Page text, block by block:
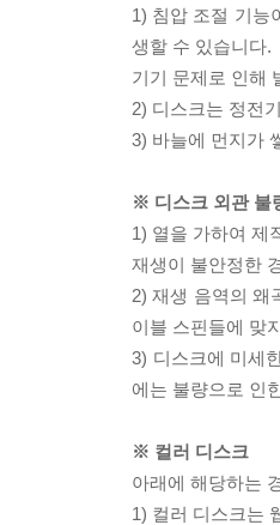
1) 침압 조절 기능
생할 수 있습니다.
기기 문제로 인해
2) 디스크는 정전
3) 바늘에 먼지가
※ 디스크 외관 불
1) 열을 가하여 제
재생이 불안정한
2) 재생 음역의 왜
이블 스핀들에 맞
3) 디스크에 미세
에는 불량으로 인
※ 컬러 디스크
아래에 해당하는
1) 컬러 디스크는